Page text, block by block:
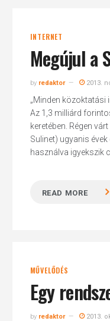
INTERNET
Megújul a
by redaktor 2013.
„Minden közoktatási
Az 1,3 milliárd
keretében. Régen
Sulinet) ugyanis
használva igyekszik
READ MORE
MŰVELŐDÉS
Egy
by redaktor 2013.